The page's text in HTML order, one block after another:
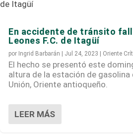
En accidente de tránsito
Leones F.C. de Itagüí
por Ingrid Barbarán Jul 24, 2023 Oriente
El hecho se presentó este
altura de la estación de gasolina
Unión, Oriente antioqueño.
LEER MÁS